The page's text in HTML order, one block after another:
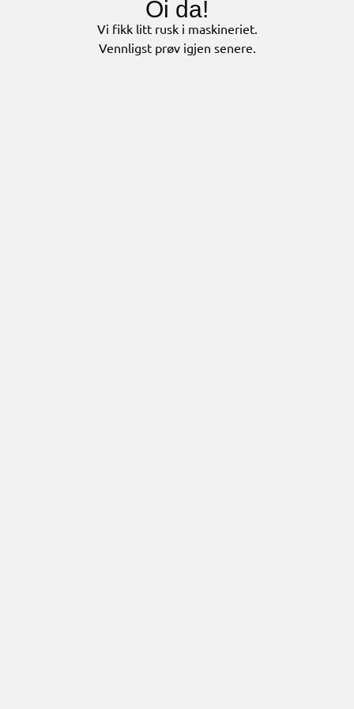
Oi da!
Vi fikk litt rusk i maskineriet.
Vennligst prøv igjen senere.